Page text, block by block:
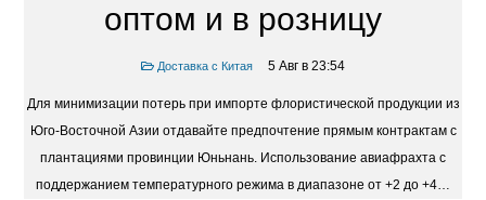
оптом и в розницу
Доставка с Китая 5 Авг в 23:54
Для минимизации потерь при импорте флористической продукции из
Юго-Восточной Азии отдавайте предпочтение прямым контрактам с
плантациями провинции Юньнань. Использование авиафрахта с
поддержанием температурного режима в диапазоне от +2 до +4…